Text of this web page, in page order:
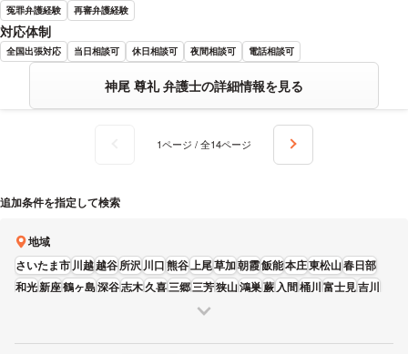
冤罪弁護経験 再審弁護経験
対応体制
全国出張対応 当日相談可 休日相談可 夜間相談可 電話相談可
神尾 尊礼 弁護士の詳細情報を見る
1ページ / 全14ページ
追加条件を指定して検索
地域
さいたま市川越越谷所沢川口熊谷上尾草加朝霞飯能本庄東松山春日部
和光新座鶴ヶ島深谷志木久喜三郷三芳狭山鴻巣蕨入間桶川富士見吉川